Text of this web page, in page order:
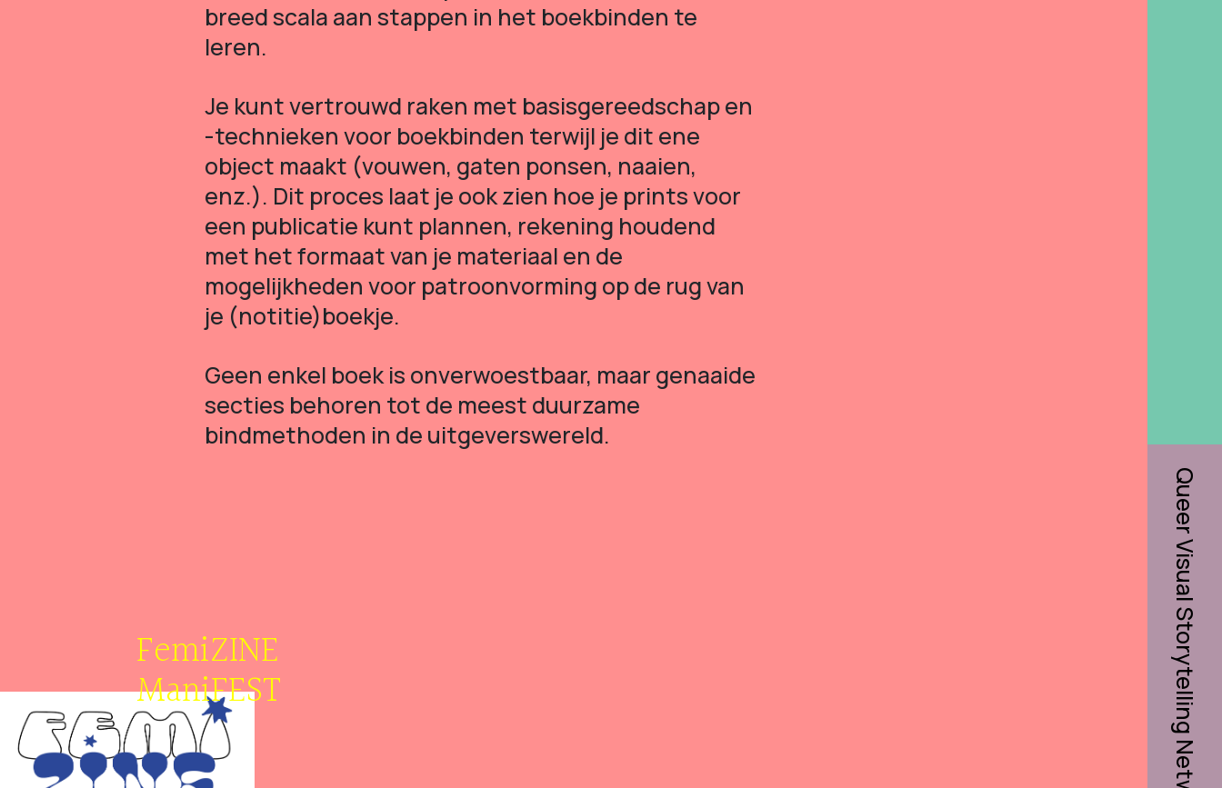
breed scala aan stappen in het boekbinden te
leren.
Je kunt vertrouwd raken met basisgereedschap en
-technieken voor boekbinden terwijl je dit ene
object maakt (vouwen, gaten ponsen, naaien,
enz.). Dit proces laat je ook zien hoe je prints voor
een publicatie kunt plannen, rekening houdend
met het formaat van je materiaal en de
mogelijkheden voor patroonvorming op de rug van
je (notitie)boekje.
Geen enkel boek is onverwoestbaar, maar genaaide
secties behoren tot de meest duurzame
bindmethoden in de uitgeverswereld.
FemiZINE
ManiFEST Queer Visual Storytelling Network